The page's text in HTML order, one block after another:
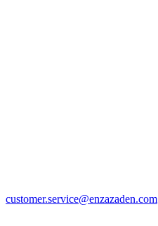
customer.service@enzazaden.com